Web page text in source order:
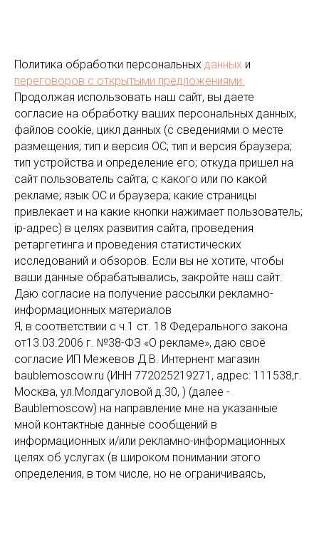
Политика обработки персональных данных и
переговоров с открытыми предложениями.
Продолжая использовать наш сайт, вы даете
согласие на обработку ваших персональных данных,
файлов cookie, цикл данных (с сведениями о месте
размещения; тип и версия ОС; тип и версия браузера;
тип устройства и определение его; откуда пришел на
сайт пользователь сайта; с какого или по какой
рекламе; язык ОС и браузера; какие страницы
привлекает и на какие кнопки нажимает пользователь;
ip-адрес) в целях развития сайта, проведения
ретаргетинга и проведения статистических
исследований и обзоров. Если вы не хотите, чтобы
ваши данные обрабатывались, закройте наш сайт.
Даю согласие на получение рассылки рекламно-
информационных материалов
Я, в соответствии с ч.1 ст. 18 Федерального закона
от13.03.2006 г. №38-ФЗ «О рекламе», даю своё
согласие ИП Межевов Д.В. Интернент магазин
baublemoscow.ru (ИНН 772025219271, адрес: 111538,г.
Москва, ул.Молдагуловой д.30, ) (далее -
Baublemoscow) на направление мне на указанные
мной контактные данные сообщений в
информационных и/или рекламно-информационных
целях об услугах (в широком понимании этого
определения, в том числе, но не ограничиваясь,